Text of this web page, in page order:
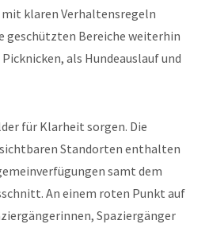
klaren Verhaltensregeln
geschützten Bereiche weiterhin
als Hundeauslauf und
für Klarheit sorgen. Die
Standorten enthalten
samt dem
An einem roten Punkt auf
Spaziergänger